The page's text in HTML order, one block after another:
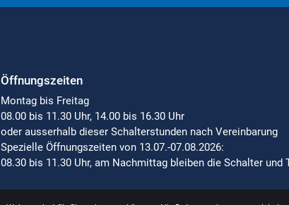
Öffnungszeiten
Montag bis Freitag
08.00 bis 11.30 Uhr, 14.00 bis 16.30 Uhr
oder ausserhalb dieser Schalterstunden nach Vereinbarung
Spezielle Öffnungszeiten von 13.07.-07.08.2026:
08.30 bis 11.30 Uhr, am Nachmittag bleiben die Schalter und